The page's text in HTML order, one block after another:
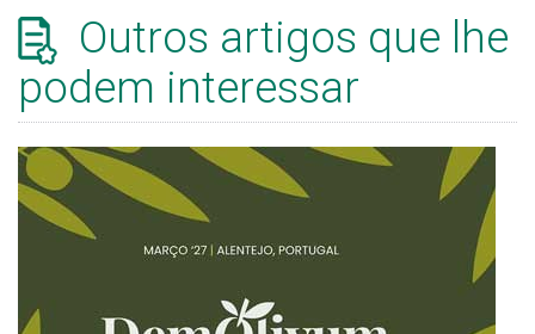
Outros artigos que lhe
podem interessar